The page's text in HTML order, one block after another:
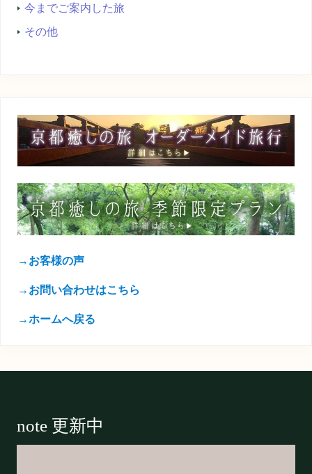
今までご案内した旅
その他
→お客様の声
→お問い合わせはこちら
→ホームへ戻る
note 更新中